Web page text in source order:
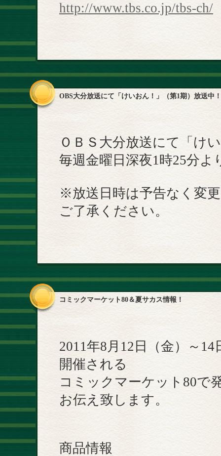
http://www.tbs.co.jp/tbs-ch/
OBS大分放送にて「けいおん！」（第1期）放送中！
ＯＢＳ大分放送にて「け
毎週金曜日深夜1時25分よ
※放送日時は予告なく変
ご了承ください。
コミックマーケット80＆夏サカス情報！
2011年8月12日（金）～
開催される
コミックマーケット80で
お伝え致します。
商品情報